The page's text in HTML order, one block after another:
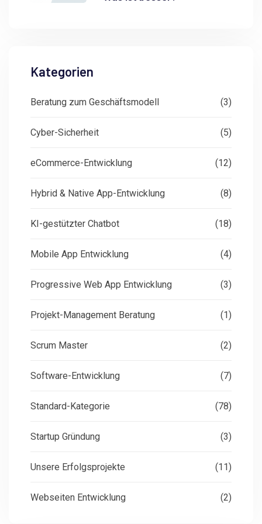
Kategorien
Beratung zum Geschäftsmodell (3)
Cyber-Sicherheit (5)
eCommerce-Entwicklung (12)
Hybrid & Native App-Entwicklung (8)
KI-gestützter Chatbot (18)
Mobile App Entwicklung (4)
Progressive Web App Entwicklung (3)
Projekt-Management Beratung (1)
Scrum Master (2)
Software-Entwicklung (7)
Standard-Kategorie (78)
Startup Gründung (3)
Unsere Erfolgsprojekte (11)
Webseiten Entwicklung (2)